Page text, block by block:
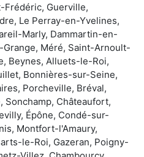
Frédéric, Guerville,
Le Perray-en-Yvelines,
Marly, Dammartin-en-
Méré, Saint-Arnoult-
Beynes, Alluets-le-Roi,
Bonnières-sur-Seine,
Porcheville, Bréval,
Sonchamp, Châteaufort,
Épône, Condé-sur-
Montfort-l'Amaury,
le-Roi, Gazeran, Poigny-